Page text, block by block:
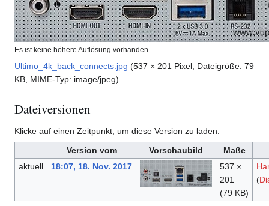
Es ist keine höhere Auflösung vorhanden.
Ultimo_4k_back_connects.jpg (537 × 201 Pixel, Dateigröße: 79
KB, MIME-Typ: image/jpeg)
Dateiversionen
Klicke auf einen Zeitpunkt, um diese Version zu laden.
Version vom
Vorschaubild
Maße
aktuell
18:07, 18. Nov. 2017
537 ×
201
(79 KB)
(